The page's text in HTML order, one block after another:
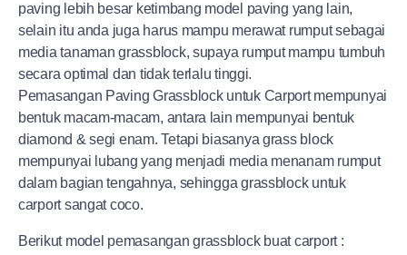
paving lebih besar ketimbang model paving yang lain,
selain itu anda juga harus mampu merawat rumput sebagai
media tanaman grassblock, supaya rumput mampu tumbuh
secara optimal dan tidak terlalu tinggi.
Pemasangan Paving Grassblock untuk Carport mempunyai
bentuk macam-macam, antara lain mempunyai bentuk
diamond & segi enam. Tetapi biasanya grass block
mempunyai lubang yang menjadi media menanam rumput
dalam bagian tengahnya, sehingga grassblock untuk
carport sangat coco.
Berikut model pemasangan grassblock buat carport :